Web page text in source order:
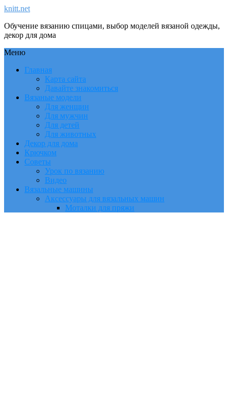
knitt.net
Обучение вязанию спицами, выбор моделей вязаной одежды,
декор для дома
Меню
Главная
Карта сайта
Давайте знакомиться
Вязаные модели
Для женщин
Для мужчин
Для детей
Для животных
Декор для дома
Крючком
Советы
Урок по вязанию
Видео
Вязальные машины
Аксессуары для вязальных машин
Моталки для пряжи